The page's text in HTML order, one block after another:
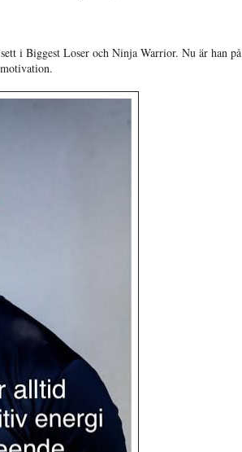
i Biggest Loser och Ninja Warrior. Nu är han på